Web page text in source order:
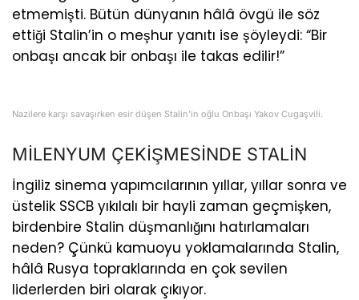
etmemişti. Bütün dünyanın hâlâ övgü ile söz
ettiği Stalin’in o meşhur yanıtı ise şöyleydi: “Bir
onbaşı ancak bir onbaşı ile takas edilir!”
Nazilere karşı savaşırken esir düşen Stalin’in oğlu Onbaşı Yakov Cugaşvili.
MİLENYUM ÇEKİŞMESİNDE STALİN
İngiliz sinema yapımcılarının yıllar, yıllar sonra ve
üstelik SSCB yıkılalı bir hayli zaman geçmişken,
birdenbire Stalin düşmanlığını hatırlamaları
neden? Çünkü kamuoyu yoklamalarında Stalin,
hâlâ Rusya topraklarında en çok sevilen
liderlerden biri olarak çıkıyor.